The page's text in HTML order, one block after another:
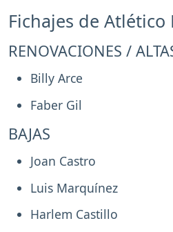
Fichajes de Atlético
RENOVACIONES /
Billy Arce
Faber Gil
BAJAS
Joan Castro
Luis Marquínez
Harlem Castillo